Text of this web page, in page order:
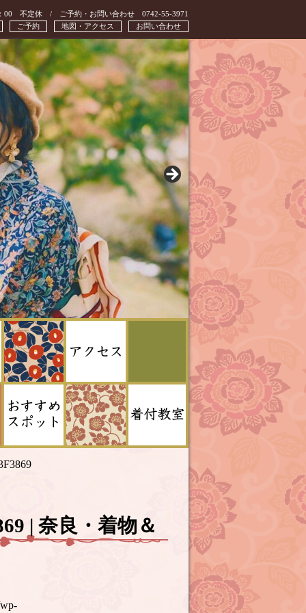
00 不定休 / ご予約・お問い合わせ 0742-55-3971
お問い合わせ
地図・アクセス
ご予約
| 奈良・着物＆